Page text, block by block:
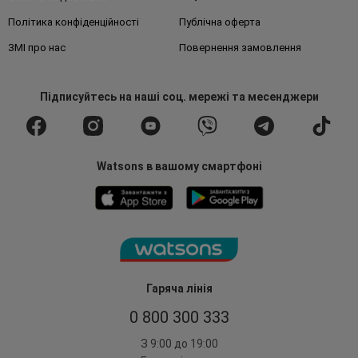
Гаряча лінія
0 800 300 333
З 9:00 до 19:00
Політика конфіденційності Публічна оферта
ЗМІ про нас Повернення замовлення
Підписуйтесьна наші соц. мережі та месенджери
Watsons в вашому смартфоні